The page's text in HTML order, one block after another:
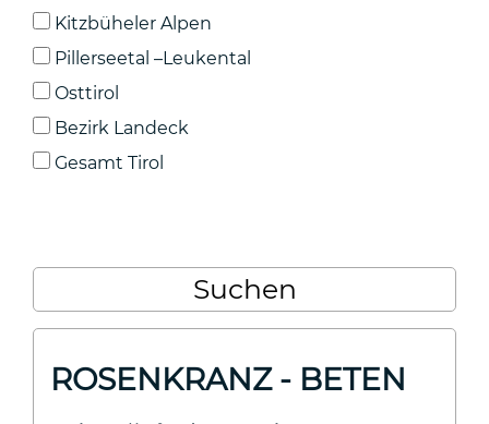
Kitzbüheler Alpen
Pillerseetal –Leukental
Osttirol
Bezirk Landeck
Gesamt Tirol
ROSENKRANZ - BETEN